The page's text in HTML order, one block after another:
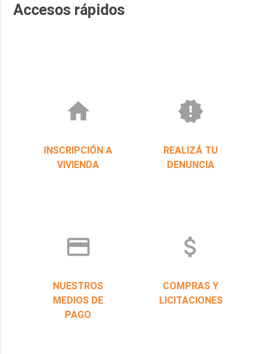
Accesos rápidos
home
INSCRIPCIÓN A
VIVIENDA
new_releases
REALIZÁ TU
DENUNCIA
credit_card
NUESTROS
MEDIOS DE
PAGO
attach_money
COMPRAS Y
LICITACIONES